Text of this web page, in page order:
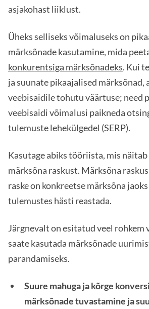
asjakohast liiklust.
Üheks selliseks võimaluseks on
märksõnade kasutamine, mida
konkurentsiga märksõnadeks. Kui
ja suunate pikaajalised märksõnad,
veebisaidile tohutu väärtuse; need
veebisaidi võimalusi paikneda
tulemuste lehekülgedel (SERP).
Kasutage abiks tööriista, mis
märksõna raskust. Märksõna
raske on konkreetse märksõna
tulemustes hästi reastada.
Järgnevalt on esitatud veel rohkem
saate kasutada märksõnade
parandamiseks.
Suure mahuga ja kõrge
märksõnade tuvastamine ja